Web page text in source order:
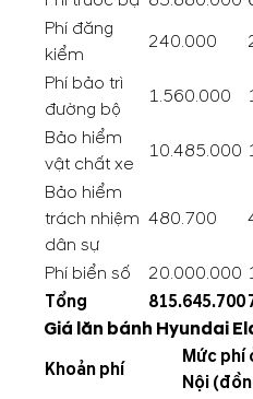
Phí đăng
kiểm
240.000
Phí bảo trì
đường bộ
1.560.000
Bảo hiểm
vật chất xe
10.485.000
Bảo hiểm
trách nhiệm
dân sự
480.700
Phí biển số 20.000.000
Tổng
815.645.700
Giá lăn bánh Hyundai
Khoản phí
Mức phí
Nội